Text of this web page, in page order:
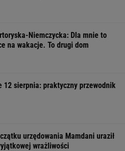
Niemczycka: Dla mnie to
na wakacje. To drugi dom
12 sierpnia: praktyczny przewodnik
urzędowania Mamdani uraził
wrażliwości